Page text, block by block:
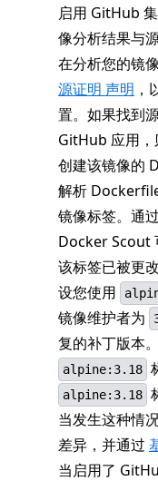
启用 GitHub
像分析结果与
在分析您的镜
源证明 声明
置。如果找到
GitHub 应用
创建该镜像的
解析
镜像标签。通
Docker Scout
该标签已被更
设您使用
镜像维护者为
复的补丁版本
alpine:3.18
alpine:3.18
当发生这种情
差异，并通过
当启用了